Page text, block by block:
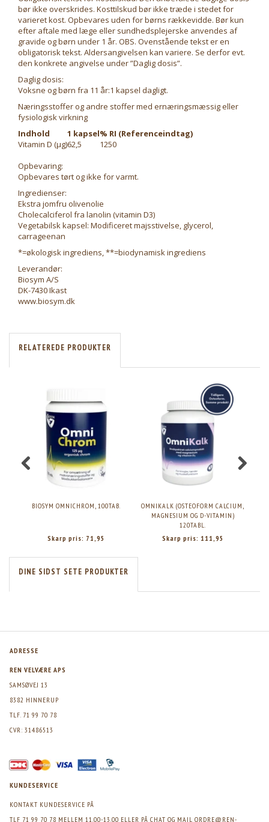
bør ikke overskrides. Kosttilskud bør ikke træde i stedet for
varieret kost. Opbevares uden for børns rækkevidde. Bør kun
efter aftale med læge eller sundhedsplejerske anvendes af
gravide og børn under 1 år. OBS. Ovenstående tekst er en
obligatorisk tekst. Aldersangivelsen kan variere. Se derfor evt.
den konkrete angivelse under ”Daglig dosis”.
Daglig dosis:
Voksne og børn fra 11 år:1 kapsel dagligt.
Næringsstoffer og andre stoffer med ernæringsmæssig eller
fysiologisk virkning
Indhold
1 kapsel% RI (Referenceindtag)
Vitamin D (μg)62,5
1250
Opbevaring:
Opbevares tørt og ikke for varmt.
Ingredienser:
Ekstra jomfru olivenolie
Cholecalciferol fra lanolin (vitamin D3)
Vegetabilsk kapsel: Modificeret majsstivelse, glycerol,
carrageenan
*=økologisk ingrediens, **=biodynamisk ingrediens
Leverandør:
Biosym A/S
DK-7430 Ikast
www.biosym.dk
RELATEREDE PRODUKTER
BIOSYM OMNICHROM, 100TAB.
Skarp pris: 71,95
OMNIKALK (OSTEOFORM CALCIUM,
MAGNESIUM OG D-VITAMIN)
120TABL.
Skarp pris: 111,95
DINE SIDST SETE PRODUKTER
ADRESSE
REN VELVÆRE APS
SAMSØVEJ 13
8382 HINNERUP
TLF. 71 99 70 78
CVR: 31486513
KUNDESERVICE
KONTAKT KUNDESERVICE PÅ
TLF 71 99 70 78 MELLEM 11.00-13.00 ELLER PÅ CHAT OG MAIL ORDRE@REN-